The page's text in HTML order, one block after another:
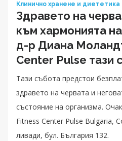
Клинично хранене и диететика
Здравето на
към хармонията
д-р Диана
Center Pulse тази
Тази събота предстои
здравето на червата и
състояние на организма.
Fitness Center Pulse Bulgaria,
ливади, бул. България 132.